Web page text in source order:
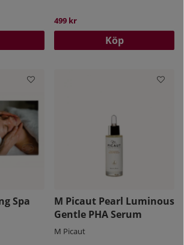
499 kr
Köp
Spa
M Picaut Pearl Luminous
Gentle PHA Serum
M Picaut